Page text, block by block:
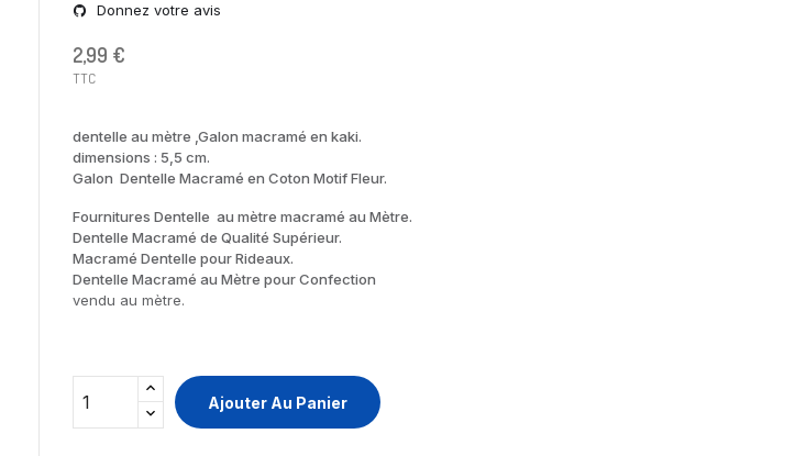
Donnez votre avis
2,99 €
TTC
dentelle au mètre ,Galon macramé en kaki.
dimensions : 5,5 cm.
Galon Dentelle Macramé en Coton Motif Fleur.
Fournitures Dentelle au mètre macramé au Mètre.
Dentelle Macramé de Qualité Supérieur.
Macramé Dentelle pour Rideaux.
Dentelle Macramé au Mètre pour Confection
vendu au mètre.
Ajouter Au Panier